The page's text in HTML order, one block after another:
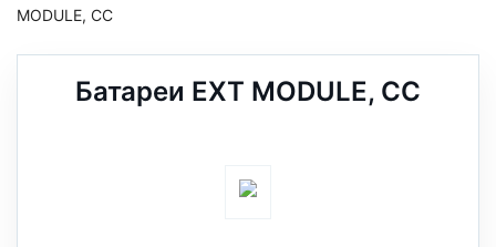
MODULE, CC
Батареи EXT MODULE, CC